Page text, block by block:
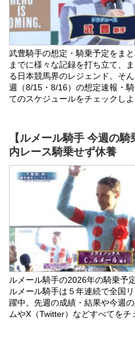
武豊騎手の想定・騎乗予定をま
までに様々な記録を打ち立て、
る日本競馬界のレジェンド。そ
週（8/15・8/16）の想定速報・
てのスケジュールをチェックしよ
【ルメール騎手 今週の
内レース騎乗せず休養
ルメール騎手の2026年の騎乗予
ルメール騎手は５年連続で全国
躍中。先週の成績・結果や今週
ムやX（Twitter）などすべてをチ